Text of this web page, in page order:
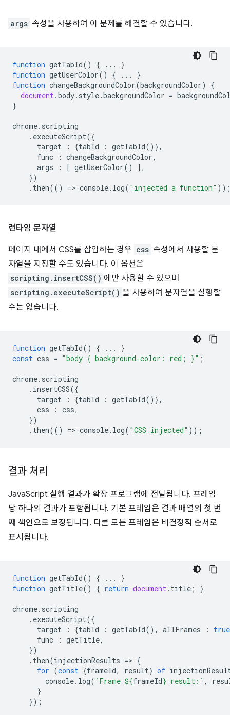
args 속성을 사용하여 이 문제를 해결할 수 있습니다.
function getTabId() { ...
}
function getUserColor() { ...
}
function changeBackgroundColor(backgroundColor)
{
document.body. style.backgroundColor =
}
chrome. scripting
. executeScript({
target
: {tabId : getTabId()},
func
: changeBackgroundColor,
args
: [ getUserColor()
],
})
. then(() => console. log( "injected a function"
런타임 문자열
페이지 내에서 CSS를 삽입하는 경우 css 속성에서 사용할 문
자열을 지정할 수도 있습니다. 이 옵션은
scripting.insertCSS() 에만 사용할 수 있으며
scripting.executeScript() 을 사용하여 문자열을 실행할
수는 없습니다.
function getTabId() { ...
}
const css = "body { background-color: red; }" ;
chrome. scripting
. insertCSS({
target
: {tabId : getTabId()},
css
: css,
})
. then(() => console. log( "CSS injected" ));
결과 처리
JavaScript 실행 결과가 확장 프로그램에 전달됩니다. 프레임
당 하나의 결과가 포함됩니다. 기본 프레임은 결과 배열의 첫 번
째 색인으로 보장됩니다. 다른 모든 프레임은 비결정적 순서로
표시됩니다.
function getTabId() { ...
}
function getTitle() { return document. title ; }
chrome. scripting
. executeScript({
target
: {tabId : getTabId(), allFrames :
true
func
: getTitle,
})
. then(injectionResults => {
for (const {frameId, result} of
console. log( `Frame ${frameId} result:` ,
}
});